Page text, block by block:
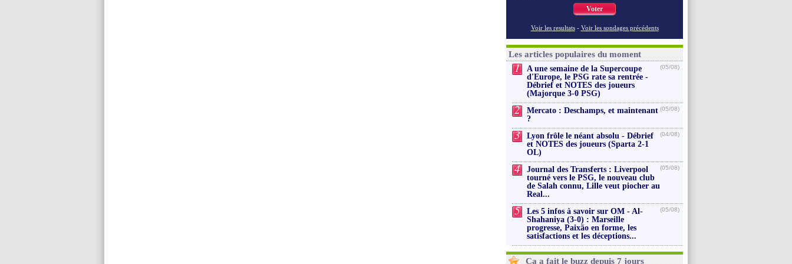
Voter
Voir les resultats - Voir les sondages précédents
Les articles populaires du moment
1
A une semaine de la Supercoupe
d'Europe, le PSG rate sa rentrée -
Débrief et NOTES des joueurs
(Majorque 3-0 PSG)
(05/08)
2
Mercato : Deschamps, et maintenant
?
(05/08)
3
Lyon frôle le néant absolu - Débrief
et NOTES des joueurs (Sparta 2-1
OL)
(04/08)
4
Journal des Transferts : Liverpool
tourné vers le PSG, le nouveau club
de Salah connu, Lille veut piocher au
Real...
(05/08)
5
Les 5 infos à savoir sur OM - Al-
Shahaniya (3-0) : Marseille
progresse, Paixão en forme, les
satisfactions et les déceptions...
(05/08)
Ça a fait le buzz depuis 7 jours